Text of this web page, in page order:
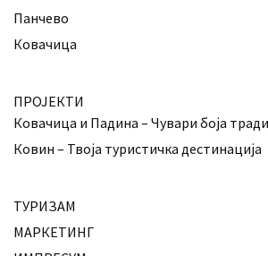
Панчево
Ковачица
ПРОЈЕКТИ
Ковачица и Падина – Чувари боја
Ковин – Твоја туристичка дестинација
ТУРИЗАМ
МАРКЕТИНГ